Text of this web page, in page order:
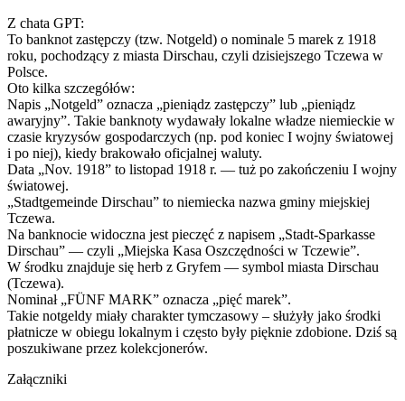
Z chata GPT:
To banknot zastępczy (tzw. Notgeld) o nominale 5 marek z 1918
roku, pochodzący z miasta Dirschau, czyli dzisiejszego Tczewa w
Polsce.
Oto kilka szczegółów:
Napis „Notgeld” oznacza „pieniądz zastępczy” lub „pieniądz
awaryjny”. Takie banknoty wydawały lokalne władze niemieckie w
czasie kryzysów gospodarczych (np. pod koniec I wojny światowej
i po niej), kiedy brakowało oficjalnej waluty.
Data „Nov. 1918” to listopad 1918 r. — tuż po zakończeniu I wojny
światowej.
„Stadtgemeinde Dirschau” to niemiecka nazwa gminy miejskiej
Tczewa.
Na banknocie widoczna jest pieczęć z napisem „Stadt-Sparkasse
Dirschau” — czyli „Miejska Kasa Oszczędności w Tczewie”.
W środku znajduje się herb z Gryfem — symbol miasta Dirschau
(Tczewa).
Nominał „FÜNF MARK” oznacza „pięć marek”.
Takie notgeldy miały charakter tymczasowy – służyły jako środki
płatnicze w obiegu lokalnym i często były pięknie zdobione. Dziś są
poszukiwane przez kolekcjonerów.
Załączniki